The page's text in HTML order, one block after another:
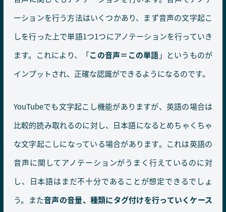
ーションを行う方法はいくつかあり、まず音声の文字起こ
しを行った上で単語1つ1つにアノテーションを行っていき
ます。これにより、「この音声＝この単語 」というものが
インプットされ、正確な認識ができるようになるのです。
YouTubeでも文字起こし機能がありますが、英語の場合は
比較的読み取れるのに対し、日本語になるとめちゃくちゃ
な文字起こしになっている場合があります。これは英語の
音声に関してアノテーションがうまく行えているのに対
し、日本語はまだ不十分であることが想定できるでしょ
う。また音声の音量、種類にタグ付けを行っていくケース